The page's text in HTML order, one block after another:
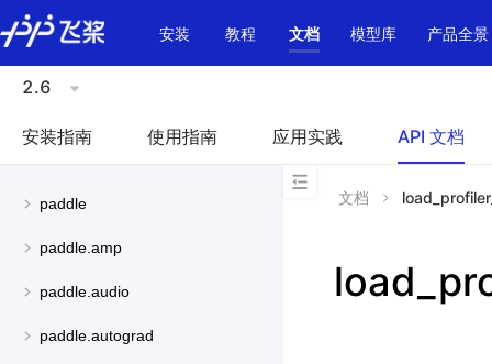
\u200E
安装
教程 文档 模型库 产品全景
2.6
安装指南 使用指南 应用实践 API 文档
paddle
paddle.amp
paddle.audio
paddle.autograd
文档